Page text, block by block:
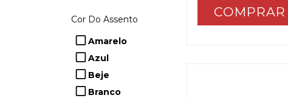
Cor Do Assento
Amarelo
Azul
Beje
Branco
COMPRAR